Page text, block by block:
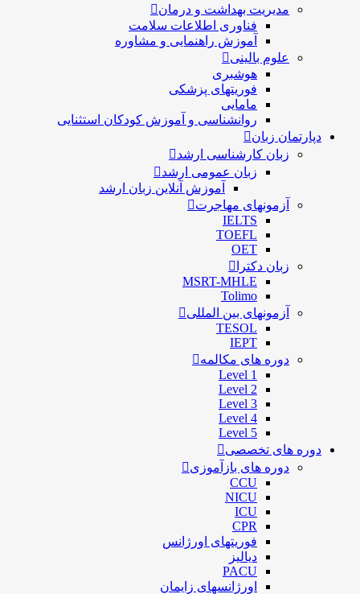
مدیریت بهداشت و درمان
فناوری اطلاعات سلامت
آموزش راهنمایی و مشاوره
علوم بالینی
هوشبری
فوریتهای پزشکی
مامایی
روانشناسی و آموزش کودکان استثنایی
دپارتمان زبان
زبان کارشناسی ارشد
زبان عمومی ارشد
آموزش آنلاین زبان ارشد
آزمونهای مهاجرت
IELTS
TOEFL
OET
زبان دکترا
MSRT-MHLE
Tolimo
آزمونهای بین المللی
TESOL
IEPT
دوره های مکالمه
Level 1
Level 2
Level 3
Level 4
Level 5
دوره های تخصصی
دوره های بازآموزی
CCU
NICU
ICU
CPR
فوریتهای اورژانس
دیالیز
PACU
اورژانسهای زایمان